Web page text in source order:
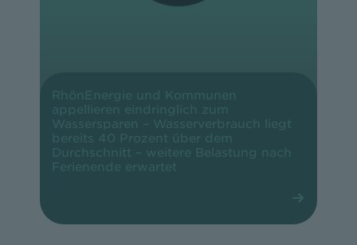
RhönEnergie und Kommunen
appellieren eindringlich zum
Wassersparen – Wasserverbrauch liegt
bereits 40 Prozent über dem
Durchschnitt – weitere Belastung nach
Ferienende erwartet